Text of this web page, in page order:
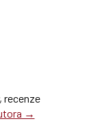
recenze
→